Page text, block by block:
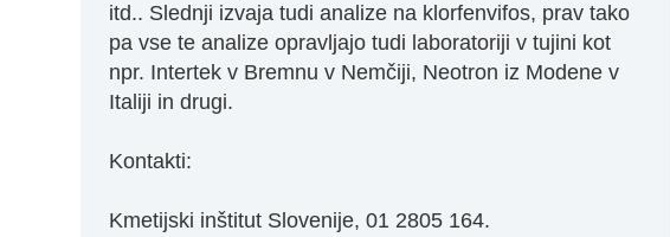
itd.. Slednji izvaja tudi analize na klorfenvifos, prav tako
pa vse te analize opravljajo tudi laboratoriji v tujini kot
npr. Intertek v Bremnu v Nemčiji, Neotron iz Modene v
Italiji in drugi.
Kontakti:
Kmetijski inštitut Slovenije, 01 2805 164.